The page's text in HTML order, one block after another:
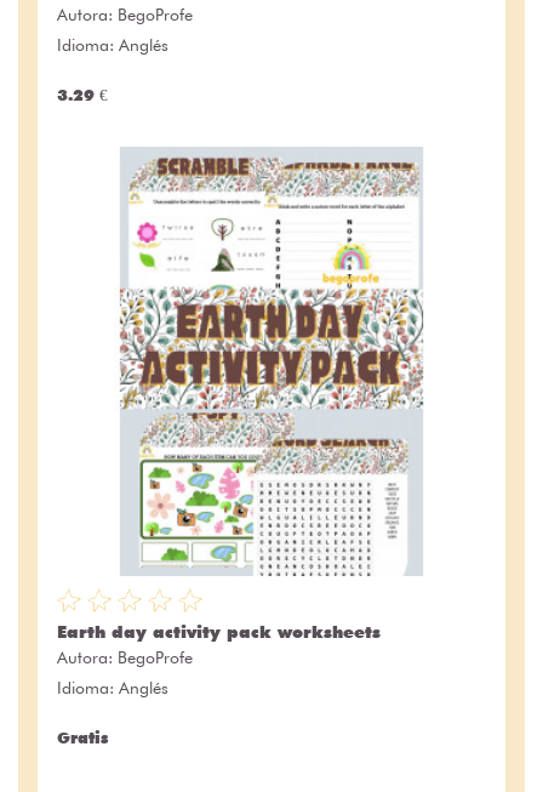
Autora: BegoProfe
Idioma: Anglés
3.29 €
Earth day activity pack worksheets
Autora: BegoProfe
Idioma: Anglés
Gratis